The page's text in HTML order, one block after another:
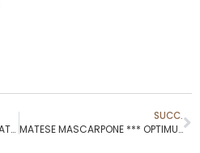
MASER PECORINO ROMANO GRATTUGIATO
SUCC.
MATESE MASCARPONE *** OPTIMUS***